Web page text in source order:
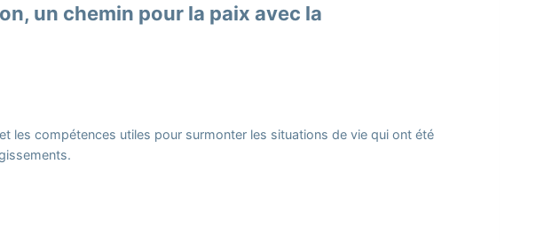
un chemin pour la paix avec la
les compétences utiles pour surmonter les situations de vie qui ont été